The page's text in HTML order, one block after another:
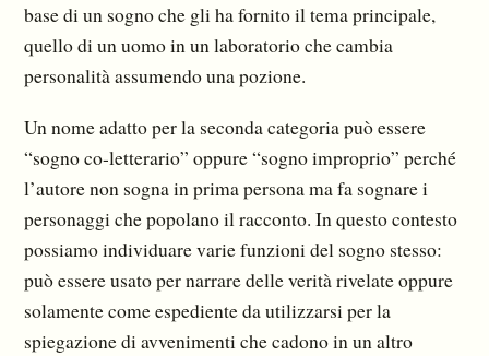
base di un sogno che gli ha fornito il tema principale,
quello di un uomo in un laboratorio che cambia
personalità assumendo una pozione.
Un nome adatto per la seconda categoria può essere
“sogno co-letterario” oppure “sogno improprio” perché
l’autore non sogna in prima persona ma fa sognare i
personaggi che popolano il racconto. In questo contesto
possiamo individuare varie funzioni del sogno stesso:
può essere usato per narrare delle verità rivelate oppure
solamente come espediente da utilizzarsi per la
spiegazione di avvenimenti che cadono in un altro